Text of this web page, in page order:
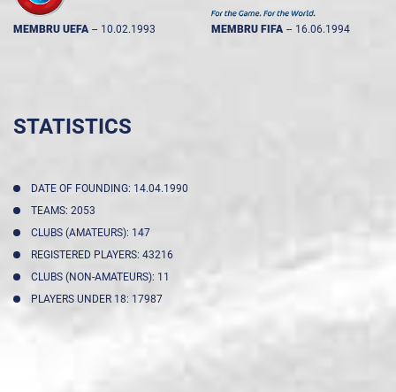
MEMBRU UEFA -- 10.02.1993 MEMBRU FIFA -- 16.06.1994
STATISTICS
DATE OF FOUNDING: 14.04.1990
TEAMS: 2053
CLUBS (AMATEURS): 147
REGISTERED PLAYERS: 43216
CLUBS (NON-AMATEURS): 11
PLAYERS UNDER 18: 17987